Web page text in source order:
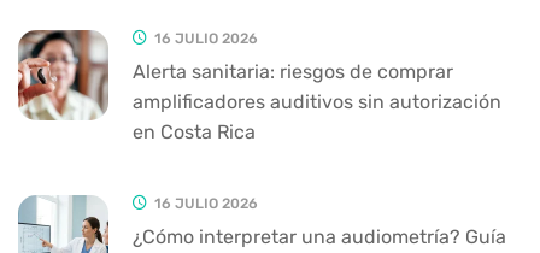
16 JULIO 2026
Alerta sanitaria: riesgos de comprar
amplificadores auditivos sin autorización
en Costa Rica
16 JULIO 2026
¿Cómo interpretar una audiometría? Guía